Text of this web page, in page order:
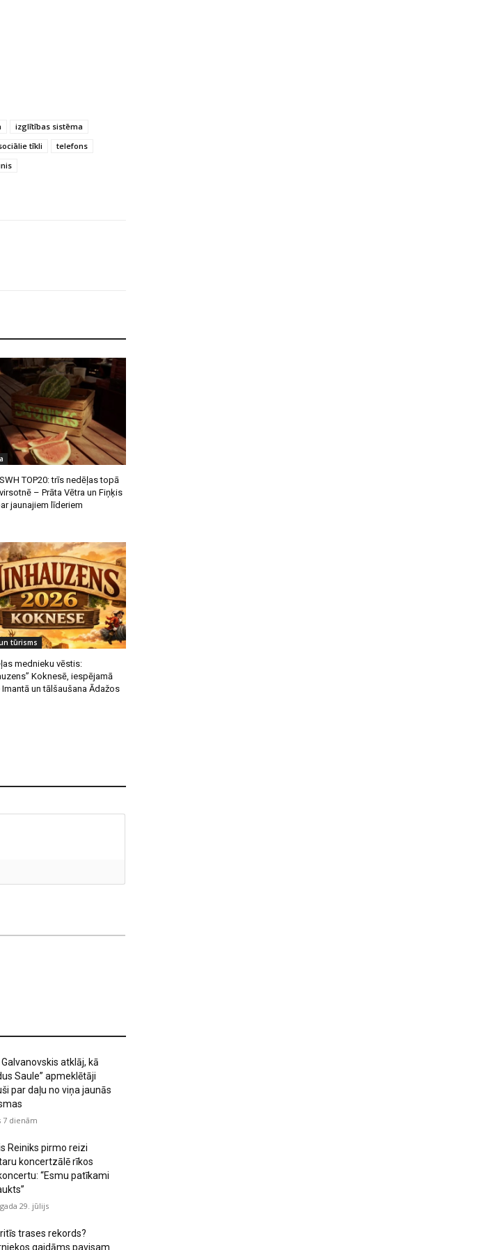
izglītības sistēma
tīkli
telefons
TOP20: trīs nedēļas topā
– Prāta Vētra un Fiņķis
jaunajiem līderiem
tūrisms
mednieku vēstis:
Koknesē, iespējamā
Imantā un tālšaušana Ādažos
atklāj, kā
Saule” apmeklētāji
par daļu no viņa jaunās
7 dienām
Reiniks pirmo reizi
koncertzālē rīkos
“Esmu patīkami
29. jūlijs
trases rekords?
gaidāms pavisam